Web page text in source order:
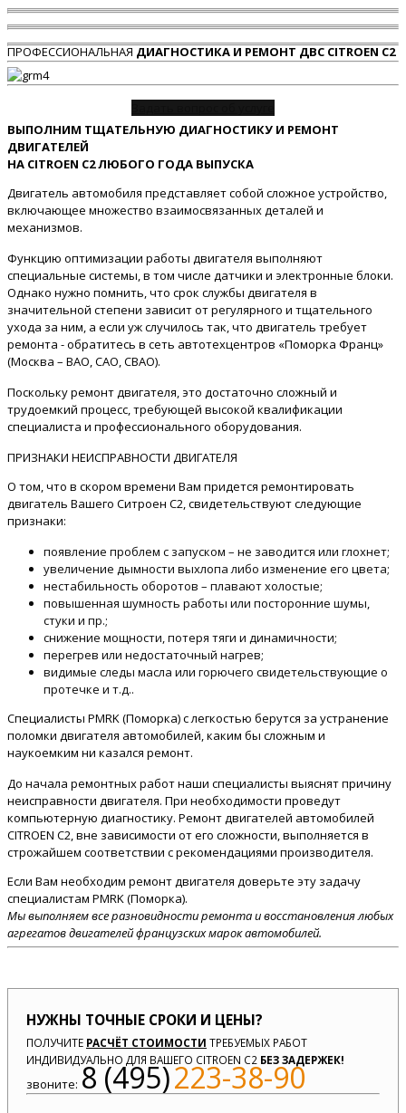
ПРОФЕССИОНАЛЬНАЯ ДИАГНОСТИКА И РЕМОНТ ДВС CITROEN C2
ВЫПОЛНИМ ТЩАТЕЛЬНУЮ ДИАГНОСТИКУ И РЕМОНТ
ДВИГАТЕЛЕЙ
НА CITROEN C2 ЛЮБОГО ГОДА ВЫПУСКА
Двигатель автомобиля представляет собой сложное устройство,
включающее множество взаимосвязанных деталей и
механизмов.
Функцию оптимизации работы двигателя выполняют
специальные системы, в том числе датчики и электронные блоки.
Однако нужно помнить, что срок службы двигателя в
значительной степени зависит от регулярного и тщательного
ухода за ним, а если уж случилось так, что двигатель требует
ремонта - обратитесь в сеть автотехцентров «Поморка Франц»
(Москва – ВАО, САО, СВАО).
Поскольку ремонт двигателя, это достаточно сложный и
трудоемкий процесс, требующей высокой квалификации
специалиста и профессионального оборудования.
ПРИЗНАКИ НЕИСПРАВНОСТИ ДВИГАТЕЛЯ
О том, что в скором времени Вам придется ремонтировать
двигатель Вашего Ситроен C2, свидетельствуют следующие
признаки:
появление проблем с запуском – не заводится или глохнет;
увеличение дымности выхлопа либо изменение его цвета;
нестабильность оборотов – плавают холостые;
повышенная шумность работы или посторонние шумы,
стуки и пр.;
снижение мощности, потеря тяги и динамичности;
перегрев или недостаточный нагрев;
видимые следы масла или горючего свидетельствующие о
протечке и т.д..
Специалисты PMRK (Поморка) с легкостью берутся за устранение
поломки двигателя автомобилей, каким бы сложным и
наукоемким ни казался ремонт.
До начала ремонтных работ наши специалисты выяснят причину
неисправности двигателя. При необходимости проведут
компьютерную диагностику. Ремонт двигателей автомобилей
CITROEN C2, вне зависимости от его сложности, выполняется в
строжайшем соответствии с рекомендациями производителя.
Если Вам необходим ремонт двигателя доверьте эту задачу
специалистам PMRK (Поморка).
Мы выполняем все разновидности ремонта и восстановления любых
агрегатов двигателей французских марок автомобилей.
НУЖНЫ ТОЧНЫЕ СРОКИ И ЦЕНЫ?
ПОЛУЧИТЕ РАСЧЁТ СТОИМОСТИ ТРЕБУЕМЫХ РАБОТ
ИНДИВИДУАЛЬНО ДЛЯ ВАШЕГО CITROEN C2 БЕЗ ЗАДЕРЖЕК!
звоните: 8 (495)223-38-90